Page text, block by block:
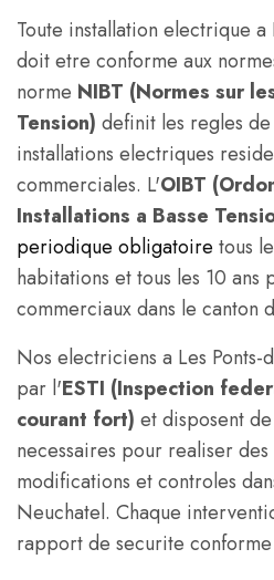
Toute installation electrique a
doit etre conforme aux
norme NIBT (Normes sur
Tension) definit les regles
installations electriques
commerciales. L'OIBT
Installations a Basse
periodique obligatoire tous
habitations et tous les 10 ans
commerciaux dans le canton
Nos electriciens a Les Ponts-
par l'ESTI (Inspection
courant fort) et disposent
necessaires pour realiser des
modifications et controles
Neuchatel. Chaque
rapport de securite